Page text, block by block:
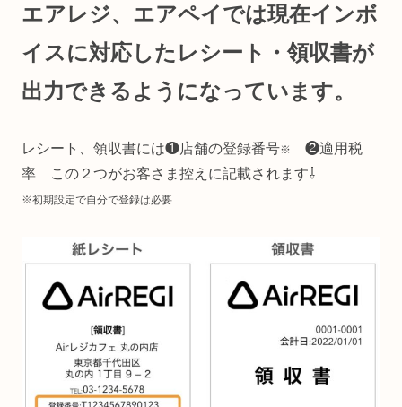
エアレジ、エアペイでは現在インボ
イスに対応したレシート・領収書が
出力できるようになっています。
レシート、領収書には❶店舗の登録番号※
❷適用税
率 この２つがお客さま控えに記載されます⇩
※初期設定で自分で登録は必要